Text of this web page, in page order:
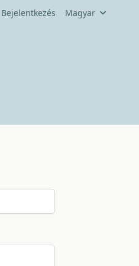
Bejelentkezés Magyar